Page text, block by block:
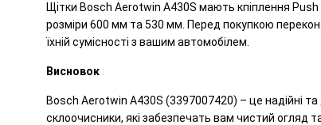
Щітки Bosch Aerotwin A430S мають кпіплення
розміри 600 мм та 530 мм. Перед покупкою
їхній сумісності з вашим автомобілем.
Висновок
Bosch Aerotwin A430S (3397007420) – це надійні та
склоочисники, які забезпечать вам чистий огляд